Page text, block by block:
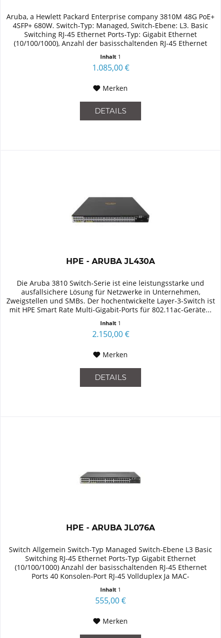
Aruba, a Hewlett Packard Enterprise company 3810M 48G PoE+
4SFP+ 680W. Switch-Typ: Managed, Switch-Ebene: L3. Basic
Switching RJ-45 Ethernet Ports-Typ: Gigabit Ethernet
(10/100/1000), Anzahl der basisschaltenden RJ-45 Ethernet
Inhalt 1
1.085,00 €
Merken
DETAILS
HPE - ARUBA JL430A
Die Aruba 3810 Switch-Serie ist eine leistungsstarke und
ausfallsichere Lösung für Netzwerke in Unternehmen,
Zweigstellen und SMBs. Der hochentwickelte Layer-3-Switch ist
mit HPE Smart Rate Multi-Gigabit-Ports für 802.11ac-Geräte...
Inhalt 1
2.150,00 €
Merken
DETAILS
HPE - ARUBA JL076A
Switch Allgemein Switch-Typ Managed Switch-Ebene L3 Basic
Switching RJ-45 Ethernet Ports-Typ Gigabit Ethernet
(10/100/1000) Anzahl der basisschaltenden RJ-45 Ethernet
Ports 40 Konsolen-Port RJ-45 Vollduplex Ja MAC-
Inhalt 1
555,00 €
Merken